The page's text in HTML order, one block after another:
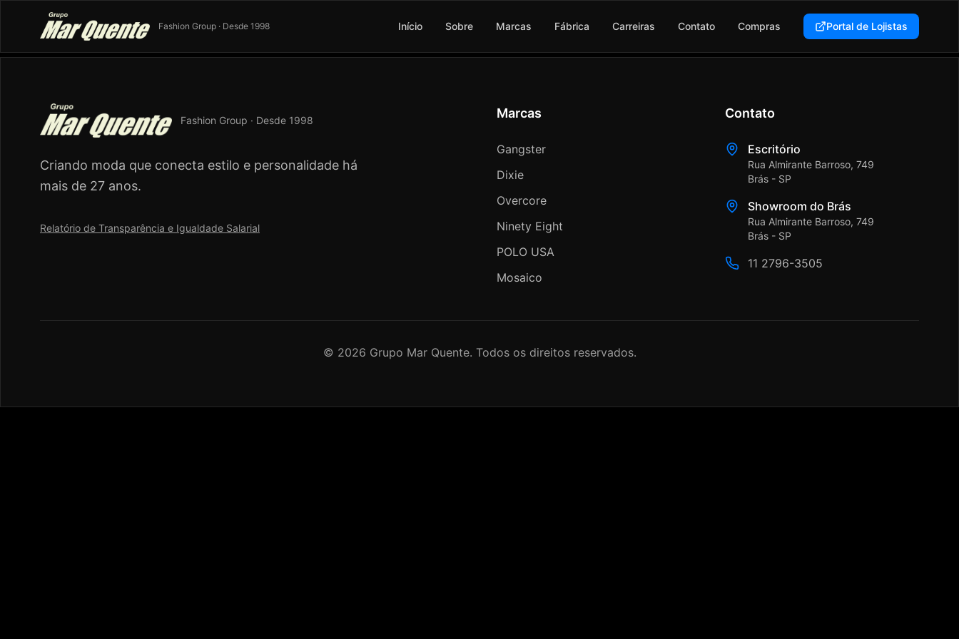
Fashion Group · Desde 1998 Início Sobre Marcas Fábrica Carreiras Contato Compras Portal de Lojistas
Fashion Group · Desde 1998
Criando moda que conecta estilo e personalidade há
mais de 27 anos.
Relatório de Transparência e Igualdade Salarial
Marcas
Gangster
Dixie
Overcore
Ninety Eight
POLO USA
Mosaico
Contato
Escritório
Rua Almirante Barroso, 749
Brás - SP
Showroom do Brás
Rua Almirante Barroso, 749
Brás - SP
11 2796-3505
© 2026 Grupo Mar Quente. Todos os direitos reservados.